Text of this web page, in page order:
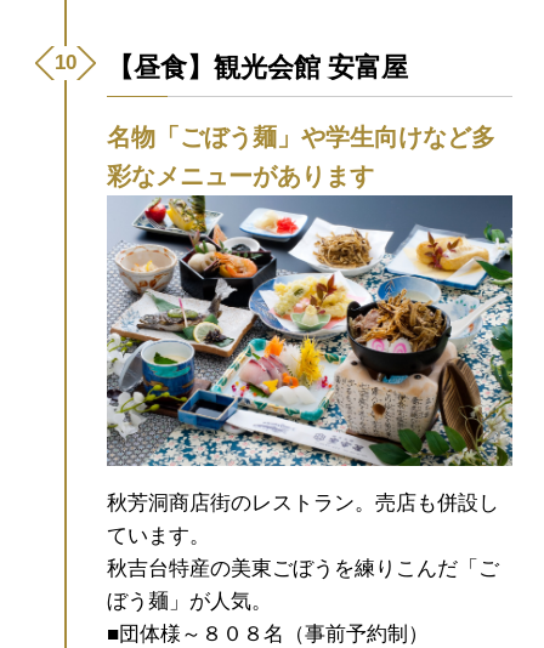
2023年10月21日(土)放映のブラタモリ「白
の奇跡・秋吉台〜秋吉台のヒミツは“穴”に
【3Dカメラでリアルな没入感を体験！】
【昼食】観光会館 安富屋
名物「ごぼう麺」や学生向けなど多
彩なメニューがあります
秋芳洞商店街のレストラン。売店も併設し
ています。
秋吉台特産の美東ごぼうを練りこんだ「ご
ぼう麺」が人気。
■団体様～８０８名（事前予約制）